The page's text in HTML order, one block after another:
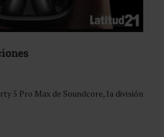
5 Pro Max de Soundcore, la división